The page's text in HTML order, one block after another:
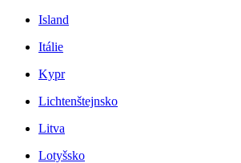
Island
Itálie
Kypr
Lichtenštejnsko
Litva
Lotyšsko